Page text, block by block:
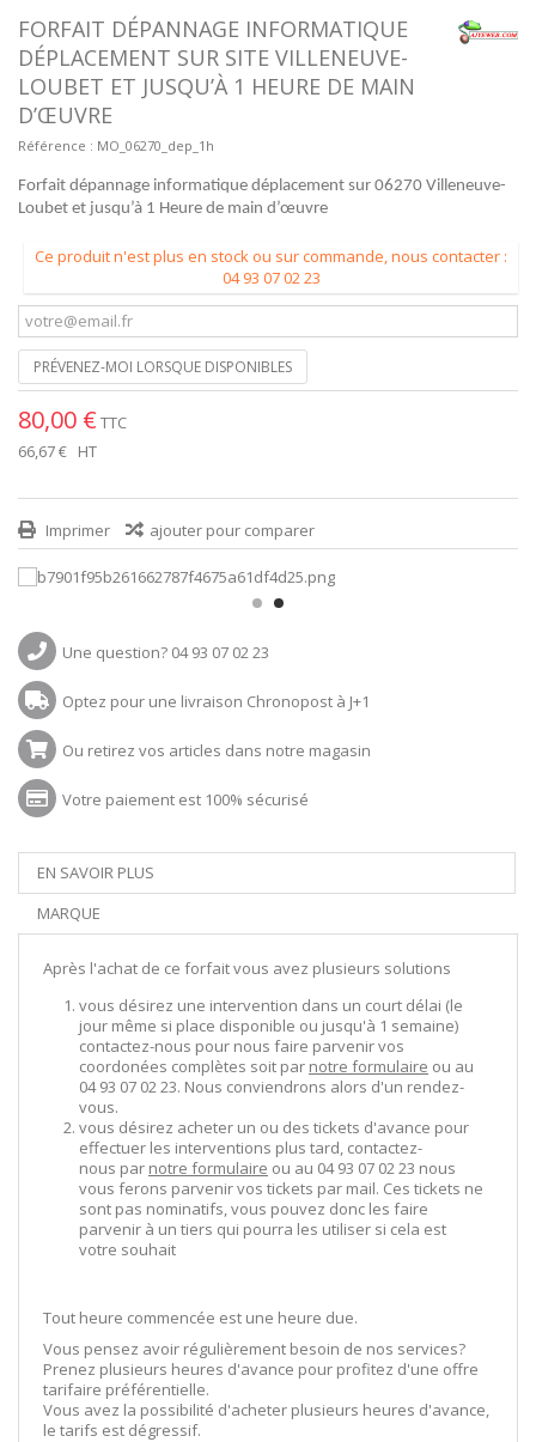
FORFAIT DÉPANNAGE INFORMATIQUE
DÉPLACEMENT SUR SITE VILLENEUVE-
LOUBET ET JUSQU’À 1 HEURE DE MAIN
D’ŒUVRE
Référence : MO_06270_dep_1h
Forfait dépannage informatique déplacement sur 06270 Villeneuve-
Loubet et jusqu’à 1 Heure de main d’œuvre
Ce produit n'est plus en stock ou sur commande, nous contacter :
04 93 07 02 23
PRÉVENEZ-MOI LORSQUE DISPONIBLES
80,00 € TTC
66,67 € HT
Imprimer ajouter pour comparer
Une question? 04 93 07 02 23
Optez pour une livraison Chronopost à J+1
Ou retirez vos articles dans notre magasin
Votre paiement est 100% sécurisé
EN SAVOIR PLUS
MARQUE
Après l'achat de ce forfait vous avez plusieurs solutions
vous désirez une intervention dans un court délai (le
jour même si place disponible ou jusqu'à 1 semaine)
contactez-nous pour nous faire parvenir vos
coordonées complètes soit par notre formulaire ou au
04 93 07 02 23. Nous conviendrons alors d'un rendez-
vous.
vous désirez acheter un ou des tickets d'avance pour
effectuer les interventions plus tard, contactez-
nous par notre formulaire ou au 04 93 07 02 23 nous
vous ferons parvenir vos tickets par mail. Ces tickets ne
sont pas nominatifs, vous pouvez donc les faire
parvenir à un tiers qui pourra les utiliser si cela est
votre souhait
Tout heure commencée est une heure due.
Vous pensez avoir régulièrement besoin de nos services?
Prenez plusieurs heures d'avance pour profitez d'une offre
tarifaire préférentielle.
Vous avez la possibilité d'acheter plusieurs heures d'avance,
le tarifs est dégressif.